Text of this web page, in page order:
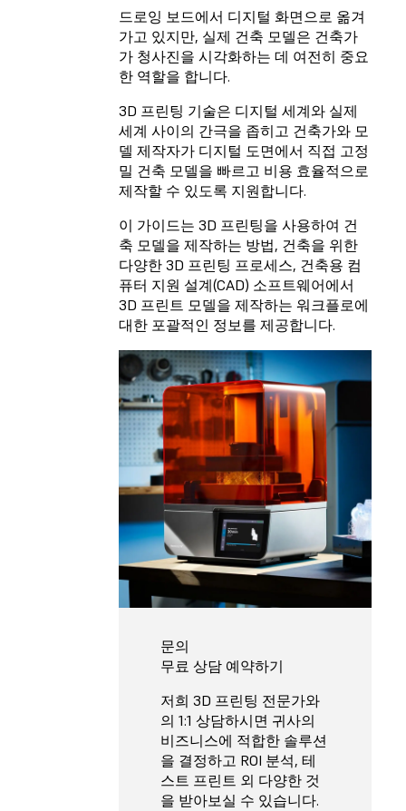
드로잉 보드에서 디지털 화면으로 옮겨
가고 있지만, 실제 건축 모델은 건축가
가 청사진을 시각화하는 데 여전히 중요
한 역할을 합니다.
3D 프린팅 기술은 디지털 세계와 실제
세계 사이의 간극을 좁히고 건축가와 모
델 제작자가 디지털 도면에서 직접 고정
밀 건축 모델을 빠르고 비용 효율적으로
제작할 수 있도록 지원합니다.
이 가이드는 3D 프린팅을 사용하여 건
축 모델을 제작하는 방법, 건축을 위한
다양한 3D 프린팅 프로세스, 건축용 컴
퓨터 지원 설계(CAD) 소프트웨어에서
3D 프린트 모델을 제작하는 워크플로에
대한 포괄적인 정보를 제공합니다.
문의
무료 상담 예약하기
저희 3D 프린팅 전문가와
의 1:1 상담하시면 귀사의
비즈니스에 적합한 솔루션
을 결정하고 ROI 분석, 테
스트 프린트 외 다양한 것
을 받아보실 수 있습니다.